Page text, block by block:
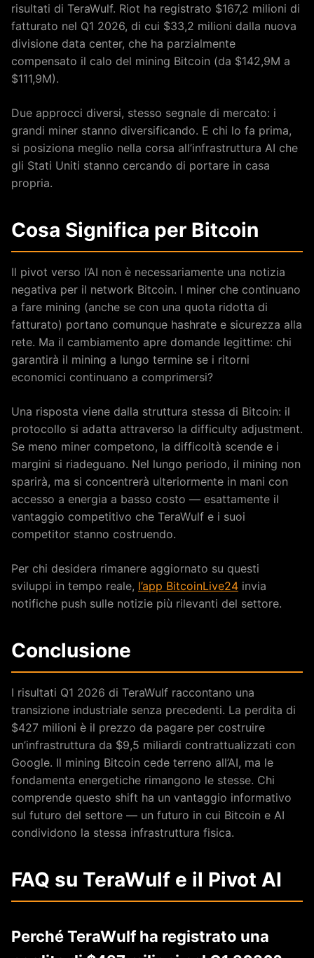
risultati di TeraWulf. Riot ha registrato $167,2 milioni di
fatturato nel Q1 2026, di cui $33,2 milioni dalla nuova
divisione data center, che ha parzialmente
compensato il calo del mining Bitcoin (da $142,9M a
$111,9M).
Due approcci diversi, stesso segnale di mercato: i
grandi miner stanno diversificando. E chi lo fa prima,
si posiziona meglio nella corsa all’infrastruttura AI che
gli Stati Uniti stanno cercando di portare in casa
propria.
Cosa Significa per Bitcoin
Il pivot verso l’AI non è necessariamente una notizia
negativa per il network Bitcoin. I miner che continuano
a fare mining (anche se con una quota ridotta di
fatturato) portano comunque hashrate e sicurezza alla
rete. Ma il cambiamento apre domande legittime: chi
garantirà il mining a lungo termine se i ritorni
economici continuano a comprimersi?
Una risposta viene dalla struttura stessa di Bitcoin: il
protocollo si adatta attraverso la difficulty adjustment.
Se meno miner competono, la difficoltà scende e i
margini si riadeguano. Nel lungo periodo, il mining non
sparirà, ma si concentrerà ulteriormente in mani con
accesso a energia a basso costo — esattamente il
vantaggio competitivo che TeraWulf e i suoi
competitor stanno costruendo.
Per chi desidera rimanere aggiornato su questi
sviluppi in tempo reale, l’app BitcoinLive24 invia
notifiche push sulle notizie più rilevanti del settore.
Conclusione
I risultati Q1 2026 di TeraWulf raccontano una
transizione industriale senza precedenti. La perdita di
$427 milioni è il prezzo da pagare per costruire
un’infrastruttura da $9,5 miliardi contrattualizzati con
Google. Il mining Bitcoin cede terreno all’AI, ma le
fondamenta energetiche rimangono le stesse. Chi
comprende questo shift ha un vantaggio informativo
sul futuro del settore — un futuro in cui Bitcoin e AI
condividono la stessa infrastruttura fisica.
FAQ su TeraWulf e il Pivot AI
Perché TeraWulf ha registrato una